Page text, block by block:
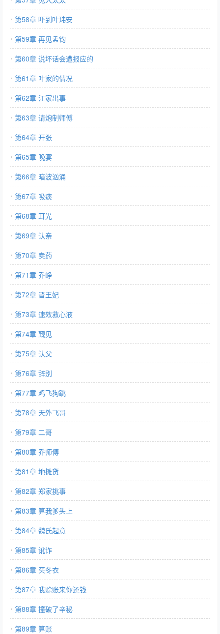
第58章 吓到叶玮安
第59章 再见孟钧
第60章 说坏话会遭报应的
第61章 叶家的情况
第62章 江家出事
第63章 请炮制师傅
第64章 开张
第65章 晚宴
第66章 暗波汹涌
第67章 吸痰
第68章 耳光
第69章 认亲
第70章 卖药
第71章 乔峥
第72章 晋王妃
第73章 速效救心液
第74章 觐见
第75章 认父
第76章 辞别
第77章 鸡飞狗跳
第78章 天外飞哥
第79章 二哥
第80章 乔师傅
第81章 地摊货
第82章 郑家挑事
第83章 算我爹头上
第84章 魏氏起意
第85章 讹诈
第86章 买冬衣
第87章 我赊账来你还钱
第88章 撞破了辛秘
第89章 算账